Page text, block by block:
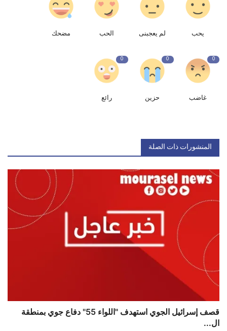
يحب لم يعجبنى الحب مضحك
0
غاضب
0
حزين
0
رائع
المنشورات ذات الصلة
قصف إسرائيل الجوي استهدف "اللواء 55" دفاع جوي بمنطقة
ال...